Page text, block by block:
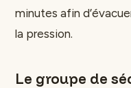
minutes afin
la pression.
Le groupe de